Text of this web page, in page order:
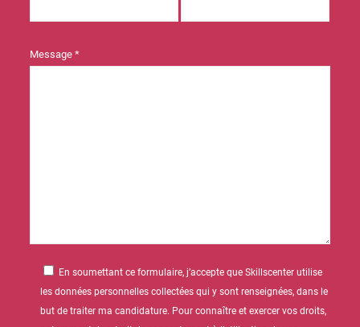
Message *
En soumettant ce formulaire, j’accepte que Skillscenter utilise
les données personnelles collectées qui y sont renseignées, dans le
but de traiter ma candidature. Pour connaître et exercer vos droits,